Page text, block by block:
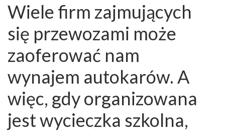
Wiele firm zajmujących
się przewozami może
zaoferować nam
wynajem autokarów. A
więc, gdy organizowana
jest wycieczka szkolna,